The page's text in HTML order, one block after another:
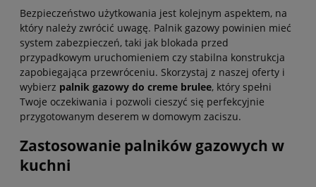
Bezpieczeństwo użytkowania jest kolejnym aspektem, na
który należy zwrócić uwagę. Palnik gazowy powinien mieć
system zabezpieczeń, taki jak blokada przed
przypadkowym uruchomieniem czy stabilna konstrukcja
zapobiegająca przewróceniu. Skorzystaj z naszej oferty i
wybierz palnik gazowy do creme brulee, który spełni
Twoje oczekiwania i pozwoli cieszyć się perfekcyjnie
przygotowanym deserem w domowym zaciszu.
Zastosowanie palników gazowych w
kuchni